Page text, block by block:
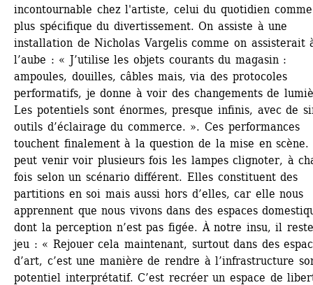
incontournable chez l'artiste, celui du quotidien
plus spécifique du divertissement. On assiste à une
installation de Nicholas Vargelis comme on assisterait
l’aube : « J’utilise les objets courants du magasin :
ampoules, douilles, câbles mais, via des protocoles
performatifs, je donne à voir des changements de
Les potentiels sont énormes, presque infinis, avec de
outils d’éclairage du commerce. ». Ces performances
touchent finalement à la question de la mise en scène.
peut venir voir plusieurs fois les lampes clignoter, à
fois selon un scénario différent. Elles constituent des
partitions en soi mais aussi hors d’elles, car elle nous
apprennent que nous vivons dans des espaces
dont la perception n’est pas figée. À notre insu, il
jeu : « Rejouer cela maintenant, surtout dans des
d’art, c’est une manière de rendre à l’infrastructure
potentiel interprétatif. C’est recréer un espace de